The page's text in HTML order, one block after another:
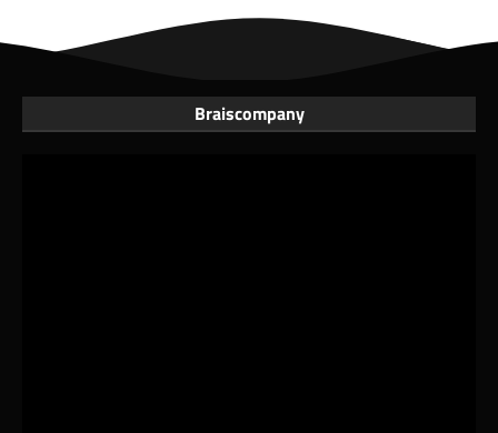
Braiscompany